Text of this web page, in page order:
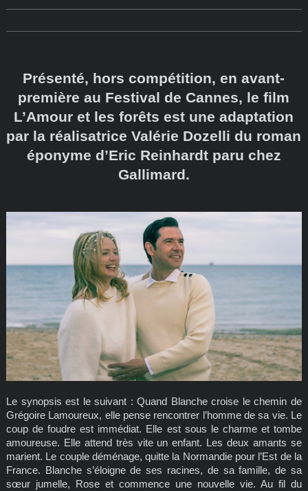
Présenté, hors compétition, en avant-
première au Festival de Cannes, le film
L’Amour et les forêts est une adaptation
par la réalisatrice Valérie Dozelli du roman
éponyme d’Eric Reinhardt paru chez
Gallimard.
Le synopsis est le suivant : Quand Blanche croise le chemin de
Grégoire Lamoureux, elle pense rencontrer l’homme de sa vie. Le
coup de foudre est immédiat. Elle est sous le charme et tombe
amoureuse. Elle attend très vite un enfant. Les deux amants se
marient. Le couple déménage, quitte la Normandie pour l’Est de la
France. Blanche s’éloigne de ses racines, de sa famille, de sa
sœur jumelle, Rose et commence une nouvelle vie. Au fil du